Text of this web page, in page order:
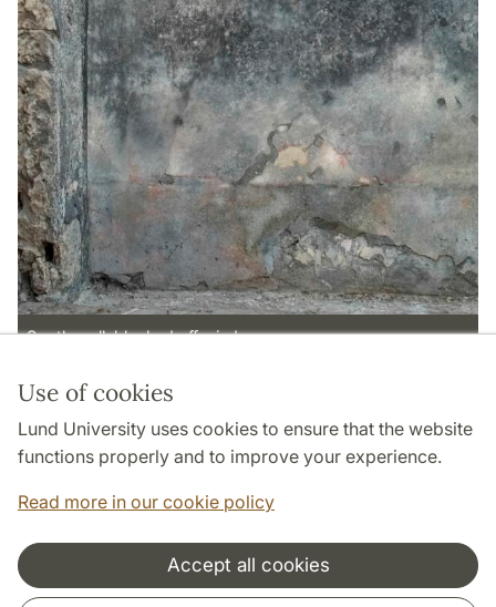
Use of cookies
Lund University uses cookies to ensure that the website
functions properly and to improve your experience.
Read more in our cookie policy
Accept all cookies
South wall, blocked off window
Page Manager: | 2022-10-28
Cooperation and network